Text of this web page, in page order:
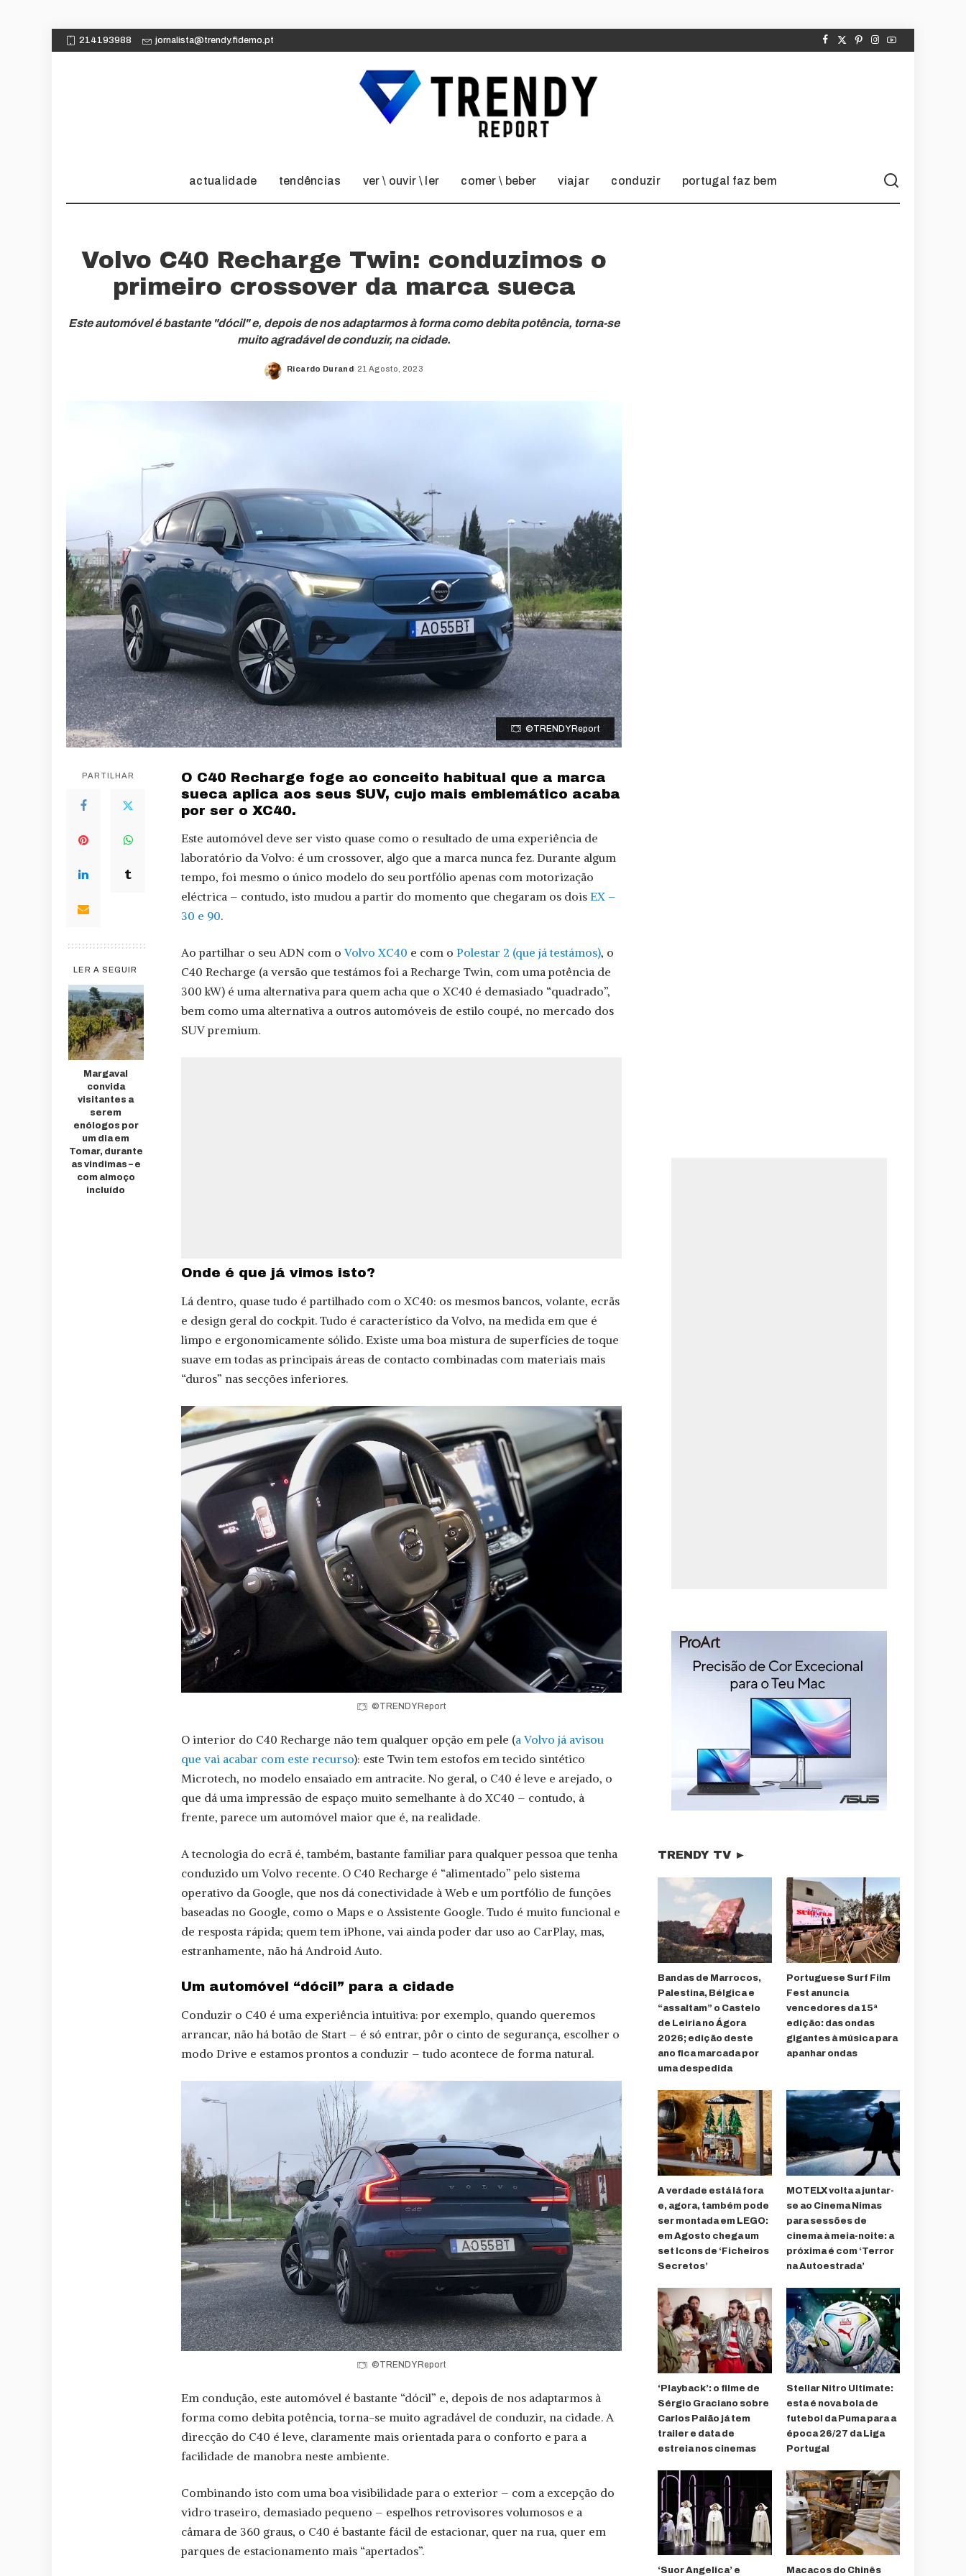
214193988 jornalista@trendy.fidemo.pt
actualidade tendências ver \ ouvir \ ler comer \ beber viajar conduzir portugal faz bem
Volvo C40 Recharge Twin: conduzimos o
primeiro crossover da marca sueca
Este automóvel é bastante "dócil" e, depois de nos adaptarmos à forma como debita potência, torna-se
muito agradável de conduzir, na cidade.
Posted
Ricardo Durand 21 Agosto, 2023
©TRENDY Report
PARTILHAR
LER A SEGUIR
Margaval
convida
visitantes a
serem
enólogos por
um dia em
Tomar, durante
as vindimas – e
com almoço
incluído
O C40 Recharge foge ao conceito habitual que a marca
sueca aplica aos seus SUV, cujo mais emblemático acaba
por ser o XC40.
Este automóvel deve ser visto quase como o resultado de uma experiência de
laboratório da Volvo: é um crossover, algo que a marca nunca fez. Durante algum
tempo, foi mesmo o único modelo do seu portfólio apenas com motorização
eléctrica – contudo, isto mudou a partir do momento que chegaram os dois EX –
30 e 90.
Ao partilhar o seu ADN com oVolvo XC40 e com o Polestar 2 (que já testámos), o
C40 Recharge (a versão que testámos foi a Recharge Twin, com uma potência de
300 kW) é uma alternativa para quem acha que o XC40 é demasiado “quadrado”,
bem como uma alternativa a outros automóveis de estilo coupé, no mercado dos
SUV premium.
Onde é que já vimos isto?
Lá dentro, quase tudo é partilhado com o XC40: os mesmos bancos, volante, ecrãs
e design geral do cockpit. Tudo é característico da Volvo, na medida em que é
limpo e ergonomicamente sólido. Existe uma boa mistura de superfícies de toque
suave em todas as principais áreas de contacto combinadas com materiais mais
“duros” nas secções inferiores.
©TRENDY Report
O interior do C40 Recharge não tem qualquer opção em pele (a Volvo já avisou
que vai acabar com este recurso): este Twin tem estofos em tecido sintético
Microtech, no modelo ensaiado em antracite. No geral, o C40 é leve e arejado, o
que dá uma impressão de espaço muito semelhante à do XC40 – contudo, à
frente, parece um automóvel maior que é, na realidade.
A tecnologia do ecrã é, também, bastante familiar para qualquer pessoa que tenha
conduzido um Volvo recente. O C40 Recharge é “alimentado” pelo sistema
operativo da Google, que nos dá conectividade à Web e um portfólio de funções
baseadas no Google, como o Maps e o Assistente Google. Tudo é muito funcional e
de resposta rápida; quem tem iPhone, vai ainda poder dar uso ao CarPlay, mas,
estranhamente, não há Android Auto.
Um automóvel “dócil” para a cidade
Conduzir o C40 é uma experiência intuitiva: por exemplo, quando queremos
arrancar, não há botão de Start – é só entrar, pôr o cinto de segurança, escolher o
modo Drive e estamos prontos a conduzir – tudo acontece de forma natural.
©TRENDY Report
Em condução, este automóvel é bastante “dócil” e, depois de nos adaptarmos à
forma como debita potência, torna-se muito agradável de conduzir, na cidade. A
direcção do C40 é leve, claramente mais orientada para o conforto e para a
facilidade de manobra neste ambiente.
Combinando isto com uma boa visibilidade para o exterior – com a excepção do
vidro traseiro, demasiado pequeno – espelhos retrovisores volumosos e a
câmara de 360 graus, o C40 é bastante fácil de estacionar, quer na rua, quer em
parques de estacionamento mais “apertados”.
TRENDY TV ►
Bandas de Marrocos,
Palestina, Bélgica e
“assaltam” o Castelo
de Leiria no Ágora
2026; edição deste
ano fica marcada por
uma despedida
Portuguese Surf Film
Fest anuncia
vencedores da 15ª
edição: das ondas
gigantes à música para
apanhar ondas
A verdade está lá fora
e, agora, também pode
ser montada em LEGO:
em Agosto chega um
set Icons de ‘Ficheiros
Secretos’
MOTELX volta a juntar-
se ao Cinema Nimas
para sessões de
cinema à meia-noite: a
próxima é com ‘Terror
na Autoestrada’
‘Playback’: o filme de
Sérgio Graciano sobre
Carlos Paião já tem
trailer e data de
estreia nos cinemas
Stellar Nitro Ultimate:
esta é nova bola de
futebol da Puma para a
época 26/27 da Liga
Portugal
‘Suor Angelica’ e Macacos do Chinês